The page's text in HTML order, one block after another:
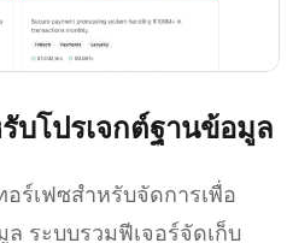
บโปรเจกต์ฐานข้อมูล
ร์เฟซสำหรับจัดการเพื่อ
ระบบรวมฟีเจอร์จัดเก็บ